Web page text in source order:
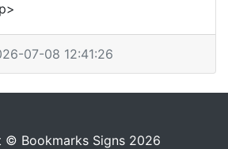
07-08 12:41:26
© Bookmarks Signs 2026